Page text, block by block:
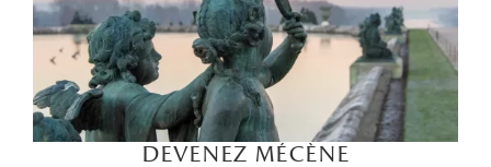
devenez mécène